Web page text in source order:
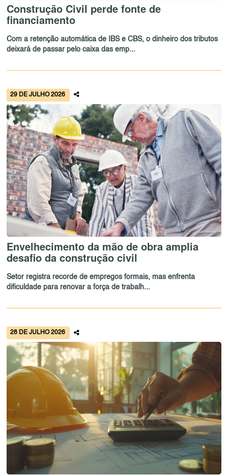
Construção Civil perde fonte de
financiamento
Com a retenção automática de IBS e CBS, o dinheiro dos tributos
deixará de passar pelo caixa das emp...
29 DE JULHO 2026
Envelhecimento da mão de obra amplia
desafio da construção civil
Setor registra recorde de empregos formais, mas enfrenta
dificuldade para renovar a força de trabalh...
28 DE JULHO 2026